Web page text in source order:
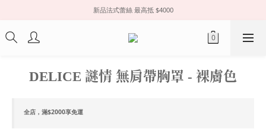
新品法式蕾絲 最高抵 $4000
DELICE 謎情 無肩帶胸罩 - 裸膚色
全店，滿$2000享免運